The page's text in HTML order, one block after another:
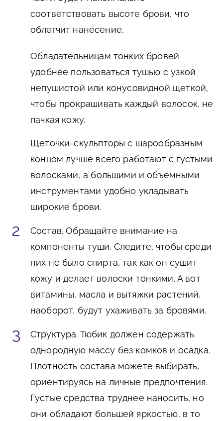
соответствовать высоте брови, что
облегчит нанесение.
Обладательницам тонких бровей
удобнее пользоваться тушью с узкой
непушистой или конусовидной щеткой,
чтобы прокрашивать каждый волосок, не
пачкая кожу.
Щеточки-скульпторы с шарообразным
концом лучше всего работают с густыми
волосками, а большими и объемными
инструментами удобно укладывать
широкие брови.
Состав. Обращайте внимание на
компоненты туши. Следите, чтобы среди
них не было спирта, так как он сушит
кожу и делает волоски тонкими. А вот
витамины, масла и вытяжки растений,
наоборот, будут ухаживать за бровями.
Структура. Тюбик должен содержать
однородную массу без комков и осадка.
Плотность состава можете выбирать,
ориентируясь на личные предпочтения.
Густые средства труднее наносить, но
они обладают большей яркостью, в то